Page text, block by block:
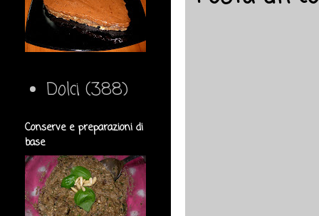
Dolci (388)
Conserve e preparazioni di
base